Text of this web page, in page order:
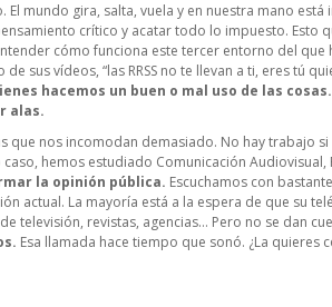
El mundo gira, salta, vuela y en nuestra mano está
crítico y acatar todo lo impuesto. Esto
cómo funciona este tercer entorno del que
sus vídeos, “las RRSS no te llevan a ti, eres tú
hacemos un buen o mal uso de las cosas.
alas.
que nos incomodan demasiado. No hay trabajo
hemos estudiado Comunicación Audiovisual,
la opinión pública. Escuchamos con
actual. La mayoría está a la espera de que su
televisión, revistas, agencias… Pero no se dan
Esa llamada hace tiempo que sonó. ¿La quieres